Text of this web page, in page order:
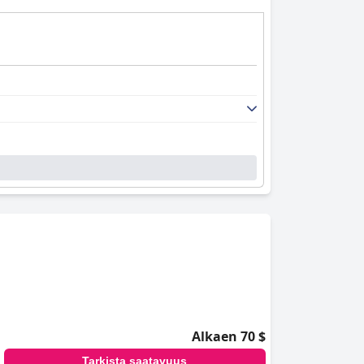
Alkaen 70 $
Tarkista saatavuus